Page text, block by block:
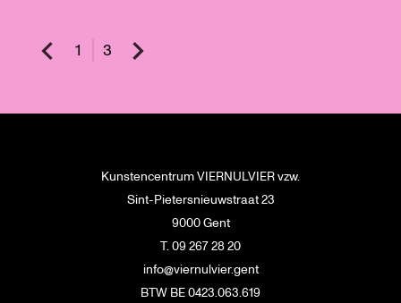
1 3
Kunstencentrum VIERNULVIER vzw.
Sint-Pietersnieuwstraat 23
9000 Gent
T. 09 267 28 20
info@viernulvier.gent
BTW BE 0423.063.619